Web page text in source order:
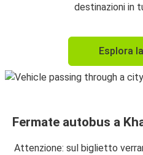
destinazioni in
Esplora
Fermate autobus a
Attenzione: sul biglietto